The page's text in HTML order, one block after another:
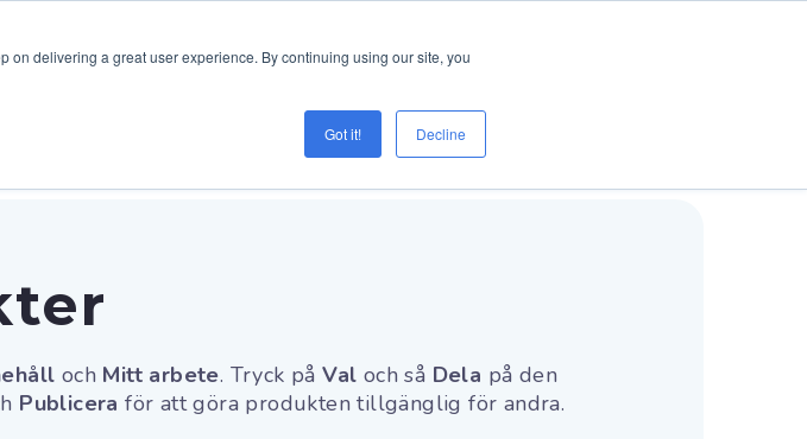
delivering a great user experience. By continuing using our site, you
Got it! Decline
och Mitt arbete. Tryck på Val och så Dela på den
Publicera för att göra produkten tillgänglig för andra.